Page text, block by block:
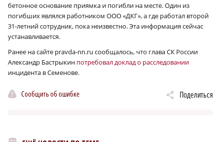
бетонное основание приямка и погибли на месте. Один из
погибших являлся работником ООО «ДКГ», а где работал второй
31-летний сотрудник, пока неизвестно. Эта информация сейчас
устанавливается.
Ранее на сайте pravda-nn.ru сообщалось, что глава СК России
Александр Бастрыкин потребовал доклад о расследовании
инцидента в Семенове.
Сообщить об ошибке Поделиться